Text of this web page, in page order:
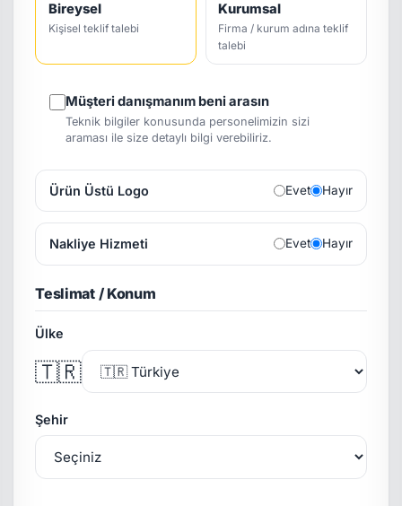
Bireysel
Kişisel teklif talebi
Kurumsal
Firma / kurum adına teklif
talebi
Müşteri danışmanım beni arasın
Teknik bilgiler konusunda personelimizin sizi
araması ile size detaylı bilgi verebiliriz.
Ürün Üstü Logo Evet Hayır
Nakliye Hizmeti Evet Hayır
Teslimat / Konum
Ülke
🇹🇷
Şehir